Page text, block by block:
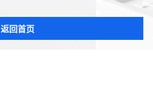
返回首页